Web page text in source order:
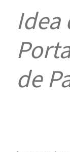
Idea
de